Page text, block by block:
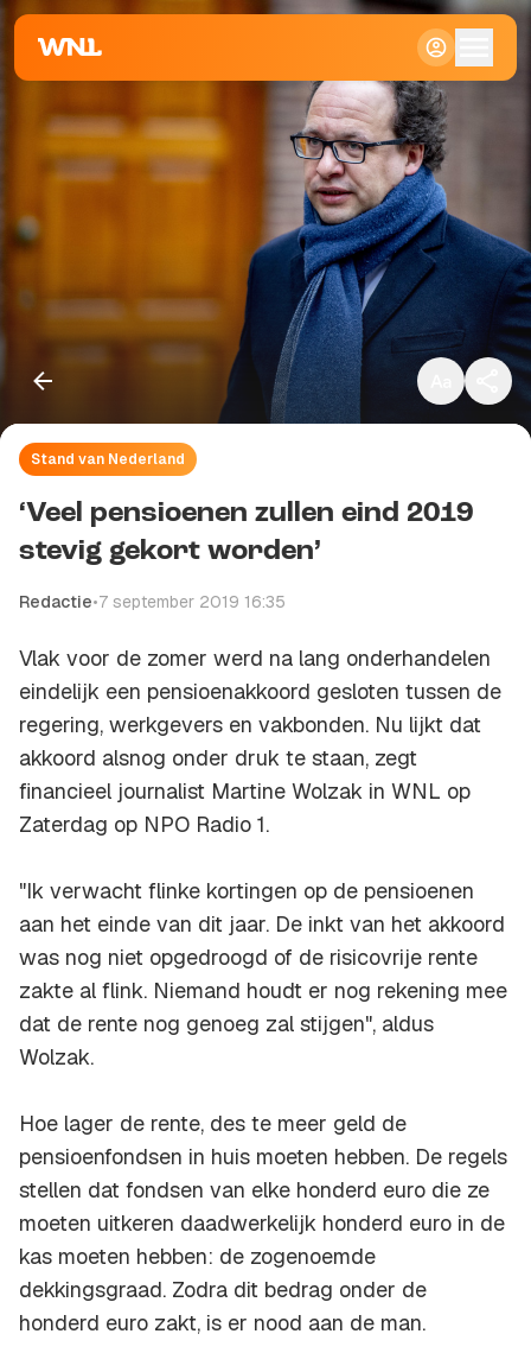
Klein
Standaard
Groot
Stand van Nederland
‘Veel pensioenen zullen eind 2019
stevig gekort worden’
Redactie•7 september 2019 16:35
Vlak voor de zomer werd na lang onderhandelen
eindelijk een pensioenakkoord gesloten tussen de
regering, werkgevers en vakbonden. Nu lijkt dat
akkoord alsnog onder druk te staan, zegt
financieel journalist Martine Wolzak in WNL op
Zaterdag op NPO Radio 1.
"Ik verwacht flinke kortingen op de pensioenen
aan het einde van dit jaar. De inkt van het akkoord
was nog niet opgedroogd of de risicovrije rente
zakte al flink. Niemand houdt er nog rekening mee
dat de rente nog genoeg zal stijgen", aldus
Wolzak.
Hoe lager de rente, des te meer geld de
pensioenfondsen in huis moeten hebben. De regels
stellen dat fondsen van elke honderd euro die ze
moeten uitkeren daadwerkelijk honderd euro in de
kas moeten hebben: de zogenoemde
dekkingsgraad. Zodra dit bedrag onder de
honderd euro zakt, is er nood aan de man.